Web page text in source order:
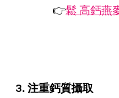
👉鬆 高鈣燕
3. 注重鈣質攝取